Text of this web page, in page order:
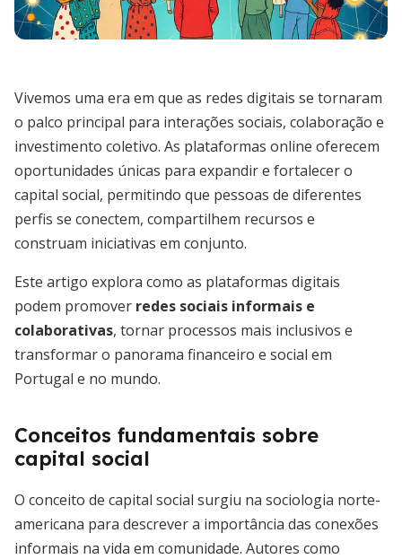
Vivemos uma era em que as redes digitais se tornaram
o palco principal para interações sociais, colaboração e
investimento coletivo. As plataformas online oferecem
oportunidades únicas para expandir e fortalecer o
capital social, permitindo que pessoas de diferentes
perfis se conectem, compartilhem recursos e
construam iniciativas em conjunto.
Este artigo explora como as plataformas digitais
podem promover redes sociais informais e
colaborativas, tornar processos mais inclusivos e
transformar o panorama financeiro e social em
Portugal e no mundo.
Conceitos fundamentais sobre
capital social
O conceito de capital social surgiu na sociologia norte-
americana para descrever a importância das conexões
informais na vida em comunidade. Autores como